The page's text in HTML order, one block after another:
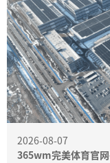
2026-08-07
365wm完美体育官网